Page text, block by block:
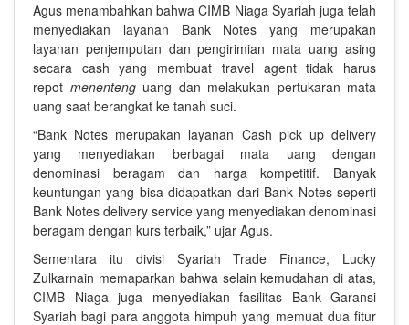
Agus menambahkan bahwa CIMB Niaga Syariah juga telah
menyediakan layanan Bank Notes yang merupakan
layanan penjemputan dan pengirimian mata uang asing
secara cash yang membuat travel agent tidak harus
repot menentenguang dan melakukan pertukaran mata
uang saat berangkat ke tanah suci.
“Bank Notes merupakan layanan Cash pick up delivery
yang menyediakan berbagai mata uang dengan
denominasi beragam dan harga kompetitif. Banyak
keuntungan yang bisa didapatkan dari Bank Notes seperti
Bank Notes delivery service yang menyediakan denominasi
beragam dengan kurs terbaik,” ujar Agus.
Sementara itu divisi Syariah Trade Finance, Lucky
Zulkarnain memaparkan bahwa selain kemudahan di atas,
CIMB Niaga juga menyediakan fasilitas Bank Garansi
Syariah bagi para anggota himpuh yang memuat dua fitur